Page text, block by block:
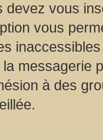
devez vous
vous
messagerie
à des